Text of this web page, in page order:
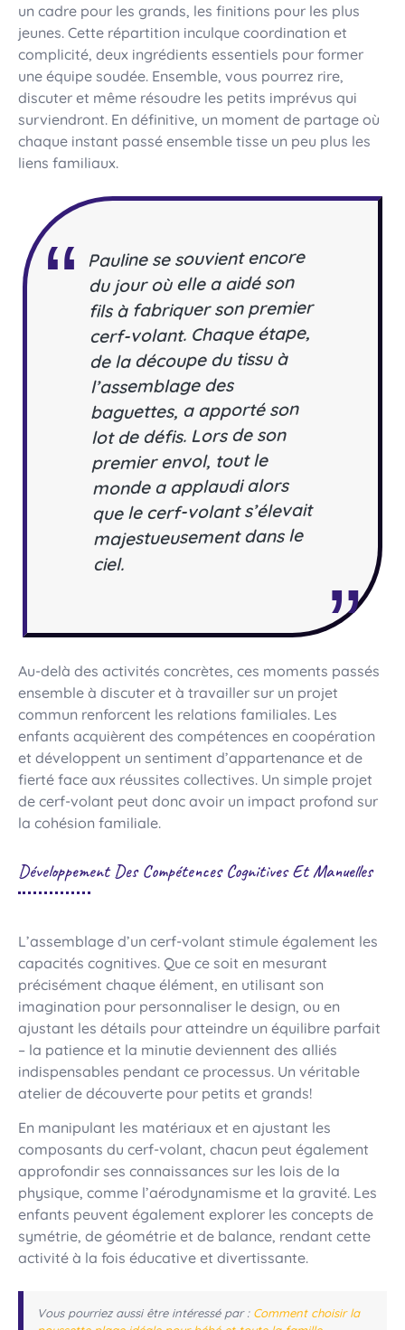
un cadre pour les grands, les finitions pour les plus
jeunes. Cette répartition inculque coordination et
complicité, deux ingrédients essentiels pour former
une équipe soudée. Ensemble, vous pourrez rire,
discuter et même résoudre les petits imprévus qui
surviendront. En définitive, un moment de partage où
chaque instant passé ensemble tisse un peu plus les
liens familiaux.
Pauline se souvient encore
du jour où elle a aidé son
fils à fabriquer son premier
cerf-volant. Chaque étape,
de la découpe du tissu à
l’assemblage des
baguettes, a apporté son
lot de défis. Lors de son
premier envol, tout le
monde a applaudi alors
que le cerf-volant s’élevait
majestueusement dans le
ciel.
Au-delà des activités concrètes, ces moments passés
ensemble à discuter et à travailler sur un projet
commun renforcent les relations familiales. Les
enfants acquièrent des compétences en coopération
et développent un sentiment d’appartenance et de
fierté face aux réussites collectives. Un simple projet
de cerf-volant peut donc avoir un impact profond sur
la cohésion familiale.
Développement Des Compétences Cognitives Et Manuelles
L’assemblage d’un cerf-volant stimule également les
capacités cognitives. Que ce soit en mesurant
précisément chaque élément, en utilisant son
imagination pour personnaliser le design, ou en
ajustant les détails pour atteindre un équilibre parfait
– la patience et la minutie deviennent des alliés
indispensables pendant ce processus. Un véritable
atelier de découverte pour petits et grands!
En manipulant les matériaux et en ajustant les
composants du cerf-volant, chacun peut également
approfondir ses connaissances sur les lois de la
physique, comme l’aérodynamisme et la gravité. Les
enfants peuvent également explorer les concepts de
symétrie, de géométrie et de balance, rendant cette
activité à la fois éducative et divertissante.
Vous pourriez aussi être intéressé par : Comment choisir la